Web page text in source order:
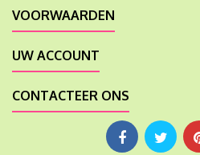
VOORWAARDEN
UW ACCOUNT
CONTACTEER ONS